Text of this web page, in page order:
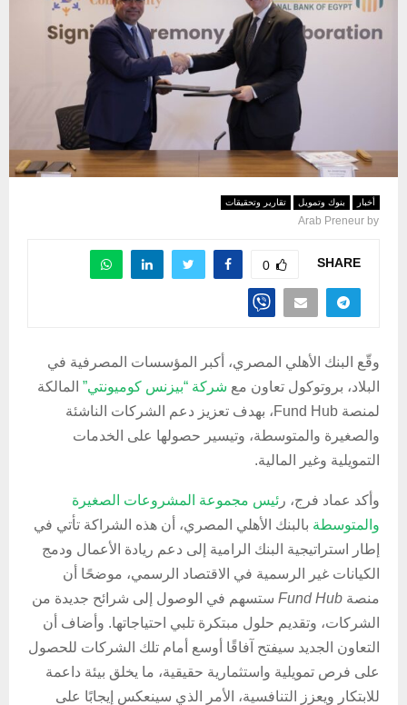
أخبار بنوك وتمويل تقارير وتحقيقات
by
Arab Preneur
SHARE
0
وقّع البنك الأهلي المصري، أكبر المؤسسات المصرفية في
البلاد، بروتوكول تعاون مع شركة “بيزنس كوميونتي” المالكة
لمنصة Fund Hub، بهدف تعزيز دعم الشركات الناشئة
والصغيرة والمتوسطة، وتيسير حصولها على الخدمات
التمويلية وغير المالية.
وأكد عماد فرج، ر ئيس مجموعة المشروعات الصغيرة
والمتوسطة بالبنك الأهلي المصري، أن هذه الشراكة تأتي في
إطار استراتيجية البنك الرامية إلى دعم ريادة الأعمال ودمج
الكيانات غير الرسمية في الاقتصاد الرسمي، موضحًا أن
منصة Fund Hub ستسهم في الوصول إلى شرائح جديدة من
الشركات، وتقديم حلول مبتكرة تلبي احتياجاتها. وأضاف أن
التعاون الجديد سيفتح آفاقًا أوسع أمام تلك الشركات للحصول
على فرص تمويلية واستثمارية حقيقية، ما يخلق بيئة داعمة
للابتكار ويعزز التنافسية، الأمر الذي سينعكس إيجابًا على